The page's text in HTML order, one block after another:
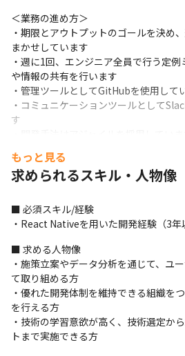
＜業務の進め方＞
・期限とアウトプットのゴールを決め
まかせしています
・週に1回、エンジニア全員で行う定
や情報の共有を行います
・管理ツールとしてGitHubを使用して
・コミュニケーションツールとして
す
＜チームについて＞
・現在、業務委託のメンバー含め、7名
・7名の内訳はプロダクトマネージャー
名、バックエンドエンジニア3名、フロ
です
■ この仕事の面白み、魅力
・toC向けの新しいサービスを開発して
当に作りたいサービス」を作ることが
・ユーザーの顔が見えるサービスのた
ることができます
・3.2億円の資金調達に成功しており、
ービスに携わることができます
もっと見る
求められるスキル・人物像
■ 必須スキル/経験
・React Nativeを用いた開発経験（3年
■ 求める人物像
・施策立案やデータ分析を通じて、ユ
て取り組める方
・優れた開発体制を維持できる組織を
を行える方
・技術の学習意欲が高く、技術選定か
トまで実施できる方